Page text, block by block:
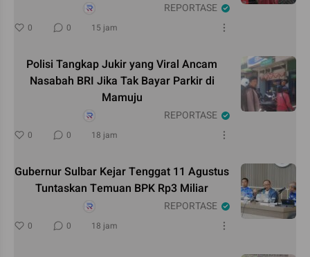
REPORTASE
0 0 15 jam
Polisi Tangkap Jukir yang Viral Ancam
Nasabah BRI Jika Tak Bayar Parkir di
Mamuju
REPORTASE
0 0 18 jam
Gubernur Sulbar Kejar Tenggat 11 Agustus
Tuntaskan Temuan BPK Rp3 Miliar
REPORTASE
0 0 18 jam